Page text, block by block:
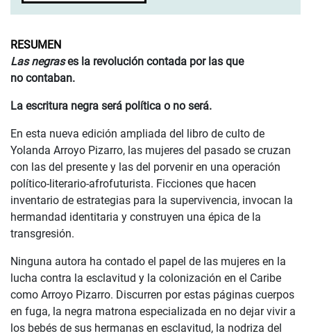
RESUMEN
Las negrases la revolución contada por las que
no contaban.
La escritura negra será política o no será.
En esta nueva edición ampliada del libro de culto de
Yolanda Arroyo Pizarro, las mujeres del pasado se cruzan
con las del presente y las del porvenir en una operación
político-literario-afrofuturista. Ficciones que hacen
inventario de estrategias para la supervivencia, invocan la
hermandad identitaria y construyen una épica de la
transgresión.
Ninguna autora ha contado el papel de las mujeres en la
lucha contra la esclavitud y la colonización en el Caribe
como Arroyo Pizarro. Discurren por estas páginas cuerpos
en fuga, la negra matrona especializada en no dejar vivir a
los bebés de sus hermanas en esclavitud, la nodriza del